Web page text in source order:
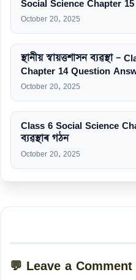
Social Science Chapter
October 20, 2025
স্থানীয় স্বায়ত্তশাসন ব্যৱস্থা
Chapter 14 Question
October 20, 2025
Class 6 Social Science
ব্যৱস্থাৰ গঠন
October 20, 2025
💬 Leave a Comment